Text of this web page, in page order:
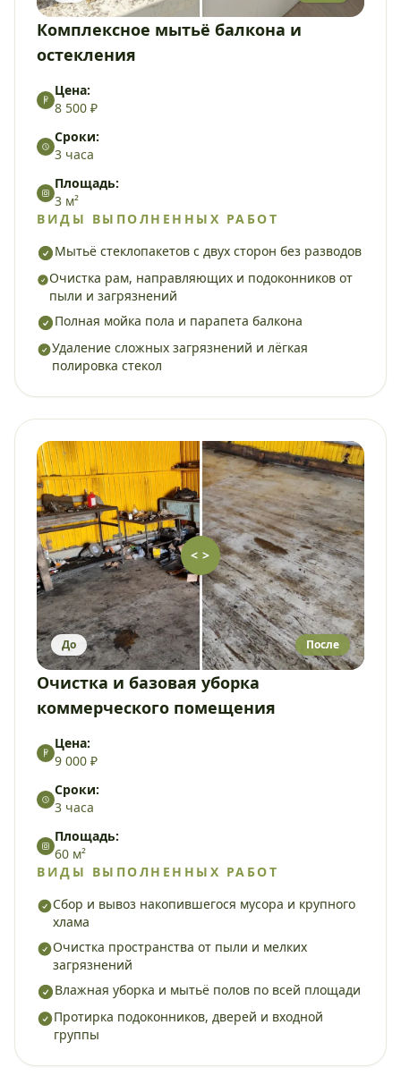
Комплексное мытьё балкона и
остекления
Цена:
8 500 ₽
Сроки:
3 часа
Площадь:
3 м²
ВИДЫ ВЫПОЛНЕННЫХ РАБОТ
Мытьё стеклопакетов с двух сторон без разводов
Очистка рам, направляющих и подоконников от
пыли и загрязнений
Полная мойка пола и парапета балкона
Удаление сложных загрязнений и лёгкая
полировка стекол
< >
До После
Очистка и базовая уборка
коммерческого помещения
Цена:
9 000 ₽
Сроки:
3 часа
Площадь:
60 м²
ВИДЫ ВЫПОЛНЕННЫХ РАБОТ
Сбор и вывоз накопившегося мусора и крупного
хлама
Очистка пространства от пыли и мелких
загрязнений
Влажная уборка и мытьё полов по всей площади
Протирка подоконников, дверей и входной
группы